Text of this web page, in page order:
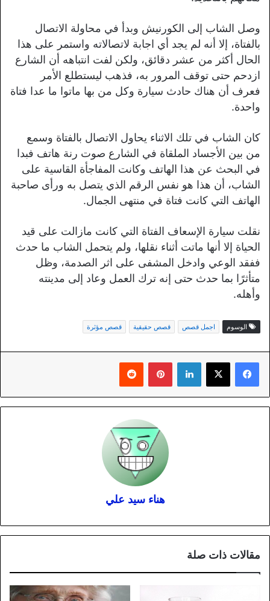
وصل الشاب إلى الكورنيش وبدأ في محاولة الاتصال
بالفتاة، إلا أنه لم يجد أي اجابة لاتصالاته واستمر على هذا
الحال أكثر من عشر دقائق، ولكن لفت انتباهه أن الشارع
ازدحم حتى توقف المرور به، فذهب ليستطلع الأمر
فعرف أن هناك حادث سيارة وكل من بها ماتوا ما عدا فتاة
واحدة.
كان الشاب في تلك الاثناء يحاول الاتصال بالفتاة وسمع
من بين الأجساد الملقاة في الشارع صوت رنة هاتف فبدا
في البحث عن هذا الهاتف وكانت المفاجأة القاسية على
الشاب، أن هذا هو نفس الرقم الذي يتصل به ورأى صاحبة
الهاتف التي كانت فتاة في منتهى الجمال.
نقلت سيارة الإسعاف الفتاة التي كانت مازالت على قيد
الحياة إلا أنها ماتت أثناء نقلها، ولم يتحمل الشاب ما حدث
ففقد الوعي وادخل المشفى على اثر الصدمة، وظل
متأثرًا بما حدث حتى إنه ترك العمل وعاد إلى مدينته
وأهله.
الوسوم اجمل قصص قصص حقيقية قصص مؤثرة
لينكدإن بينتيريست
هناء سيد علي
مقالات ذات صلة